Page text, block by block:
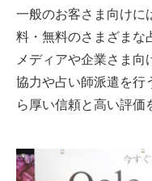
一般のお客さま向けに
料・無料のさまざまな
メディアや企業さま
協力や占い師派遣を行
ら厚い信頼と高い評価